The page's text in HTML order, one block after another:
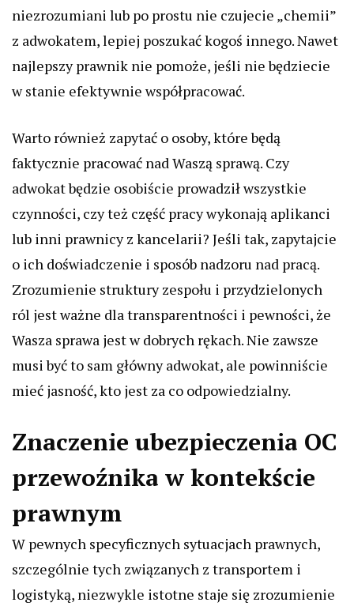
niezrozumiani lub po prostu nie czujecie „chemii”
z adwokatem, lepiej poszukać kogoś innego. Nawet
najlepszy prawnik nie pomoże, jeśli nie będziecie
w stanie efektywnie współpracować.
Warto również zapytać o osoby, które będą
faktycznie pracować nad Waszą sprawą. Czy
adwokat będzie osobiście prowadził wszystkie
czynności, czy też część pracy wykonają aplikanci
lub inni prawnicy z kancelarii? Jeśli tak, zapytajcie
o ich doświadczenie i sposób nadzoru nad pracą.
Zrozumienie struktury zespołu i przydzielonych
ról jest ważne dla transparentności i pewności, że
Wasza sprawa jest w dobrych rękach. Nie zawsze
musi być to sam główny adwokat, ale powinniście
mieć jasność, kto jest za co odpowiedzialny.
Znaczenie ubezpieczenia OC
przewoźnika w kontekście
prawnym
W pewnych specyficznych sytuacjach prawnych,
szczególnie tych związanych z transportem i
logistyką, niezwykle istotne staje się zrozumienie